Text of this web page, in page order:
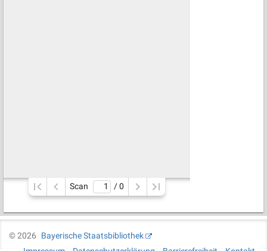
Scan / 0
©2026
Bayerische Staatsbibliothek